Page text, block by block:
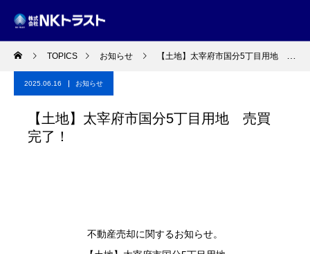
TOPICS お知らせ 【土地】太宰府市国分5丁目用地 売買完了！
2025.06.16 お知らせ
【土地】太宰府市国分5丁目用地 売買
完了！
不動産売却に関するお知らせ。